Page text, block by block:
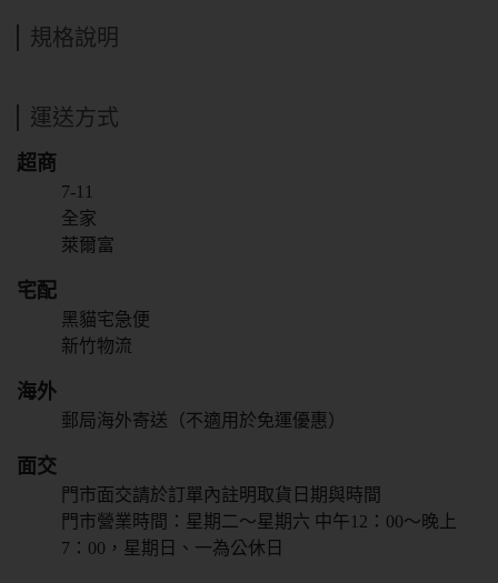
規格說明
運送方式
超商
7-11
全家
萊爾富
宅配
黑貓宅急便
新竹物流
海外
郵局海外寄送（不適用於免運優惠）
面交
門市面交請於訂單內註明取貨日期與時間
門市營業時間：星期二～星期六 中午12：00～晚上
7：00，星期日、一為公休日